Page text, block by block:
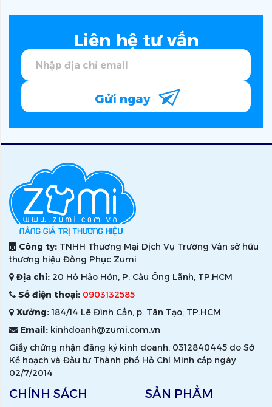
Liên hệ tư vấn
Gửi ngay
Công ty: TNHH Thương Mại Dịch Vụ Trường Vân sở hữu
thương hiệu Đồng Phục Zumi
Địa chỉ: 20 Hồ Hảo Hớn, P. Cầu Ông Lãnh, TP.HCM
Số điện thoại: 0903132585
Xưởng:184/14 Lê Đình Cẩn, p. Tân Tạo, TP.HCM
Email: kinhdoanh@zumi.com.vn
Giấy chứng nhận đăng ký kinh doanh: 0312840445 do Sở
Kế hoạch và Đầu tư Thành phố Hồ Chí Minh cấp ngày
02/7/2014
CHÍNH SÁCH SẢN PHẨM